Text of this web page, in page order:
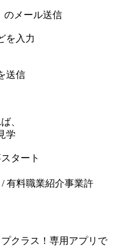
のメール送信
を入力
送信
、
学
タート
有料職業紹介事業許
クラス！専用アプリで